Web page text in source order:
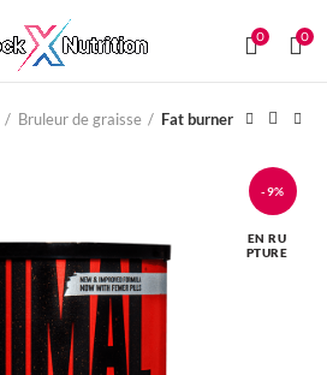
0 0
Bruleur de graisse Fat burner
-9%
EN RU
PTURE